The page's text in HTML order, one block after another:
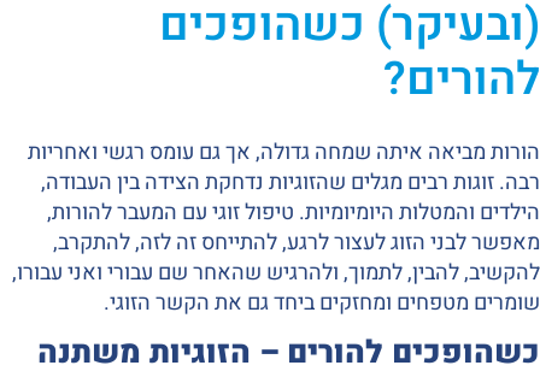
(ובעיקר) כשהופכים
להורים?
הורות מביאה איתה שמחה גדולה, אך גם עומס רגשי ואחריות
רבה. זוגות רבים מגלים שהזוגיות נדחקת הצידה בין העבודה,
הילדים והמטלות היומיומיות. טיפול זוגי עם המעבר להורות,
מאפשר לבני הזוג לעצור לרגע, להתייחס זה לזה, להתקרב,
להקשיב, להבין, לתמוך, ולהרגיש שהאחר שם עבורי ואני עבורו,
שומרים מטפחים ומחזקים ביחד גם את הקשר הזוגי.
כשהופכים להורים – הזוגיות משתנה